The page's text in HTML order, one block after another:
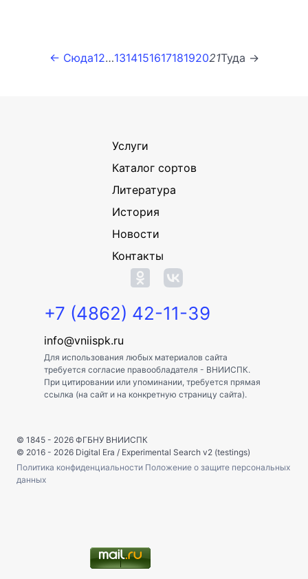
← Сюда12…131415161718192021Туда →
Услуги
Каталог сортов
Литература
История
Новости
Контакты
+7 (4862) 42-11-39
info@vniispk.ru
Для использования любых материалов сайта
требуется согласие правообладателя - ВНИИСПК.
При цитировании или упоминании, требуется прямая
ссылка (на сайт и на конкретную страницу сайта).
© 1845 - 2026 ФГБНУ ВНИИСПК
© 2016 - 2026 Digital Era / Experimental Search v2 (testings)
Политика конфиденциальности Положение о защите персональных
данных